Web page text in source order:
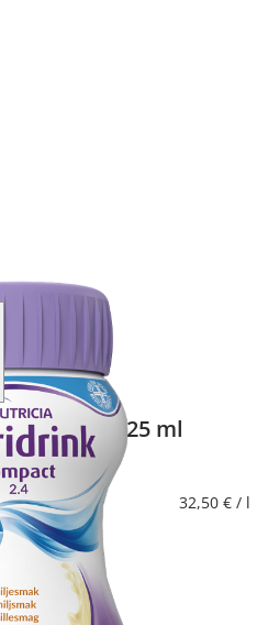
image
4x125 ml
32,50 € / l